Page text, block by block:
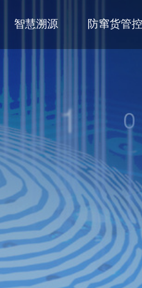
智慧溯源 防窜货管控